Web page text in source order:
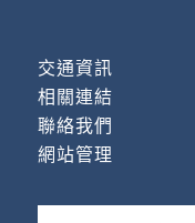
交通資訊
相關連結
聯絡我們
網站管理